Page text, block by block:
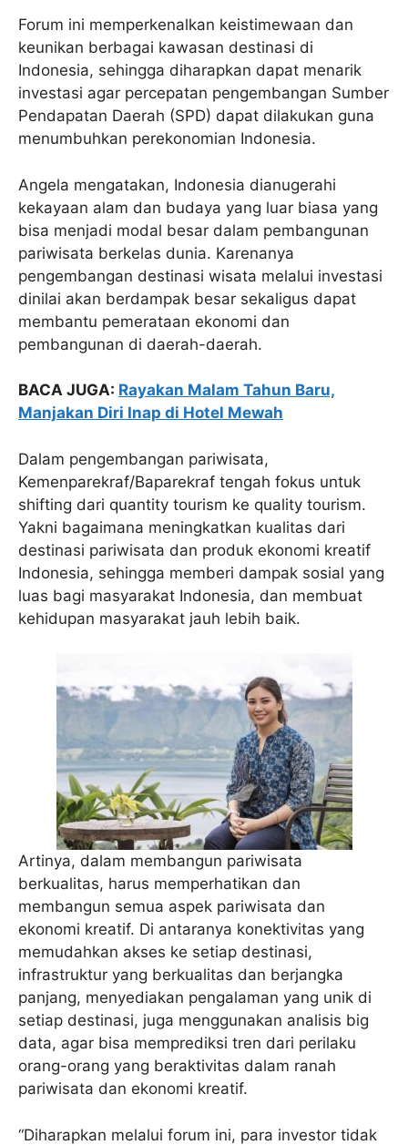
Forum ini memperkenalkan keistimewaan dan
keunikan berbagai kawasan destinasi di
Indonesia, sehingga diharapkan dapat menarik
investasi agar percepatan pengembangan Sumber
Pendapatan Daerah (SPD) dapat dilakukan guna
menumbuhkan perekonomian Indonesia.
Angela mengatakan, Indonesia dianugerahi
kekayaan alam dan budaya yang luar biasa yang
bisa menjadi modal besar dalam pembangunan
pariwisata berkelas dunia. Karenanya
pengembangan destinasi wisata melalui investasi
dinilai akan berdampak besar sekaligus dapat
membantu pemerataan ekonomi dan
pembangunan di daerah-daerah.
BACA JUGA: Rayakan Malam Tahun Baru,
Manjakan Diri Inap di Hotel Mewah
Dalam pengembangan pariwisata,
Kemenparekraf/Baparekraf tengah fokus untuk
shifting dari quantity tourism ke quality tourism.
Yakni bagaimana meningkatkan kualitas dari
destinasi pariwisata dan produk ekonomi kreatif
Indonesia, sehingga memberi dampak sosial yang
luas bagi masyarakat Indonesia, dan membuat
kehidupan masyarakat jauh lebih baik.
Artinya, dalam membangun pariwisata
berkualitas, harus memperhatikan dan
membangun semua aspek pariwisata dan
ekonomi kreatif. Di antaranya konektivitas yang
memudahkan akses ke setiap destinasi,
infrastruktur yang berkualitas dan berjangka
panjang, menyediakan pengalaman yang unik di
setiap destinasi, juga menggunakan analisis big
data, agar bisa memprediksi tren dari perilaku
orang-orang yang beraktivitas dalam ranah
pariwisata dan ekonomi kreatif.
“Diharapkan melalui forum ini, para investor tidak